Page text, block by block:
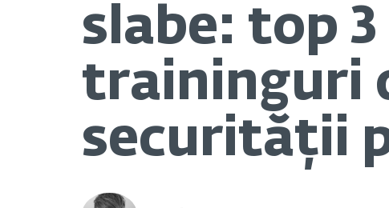
slabe: top
traininguri
securității